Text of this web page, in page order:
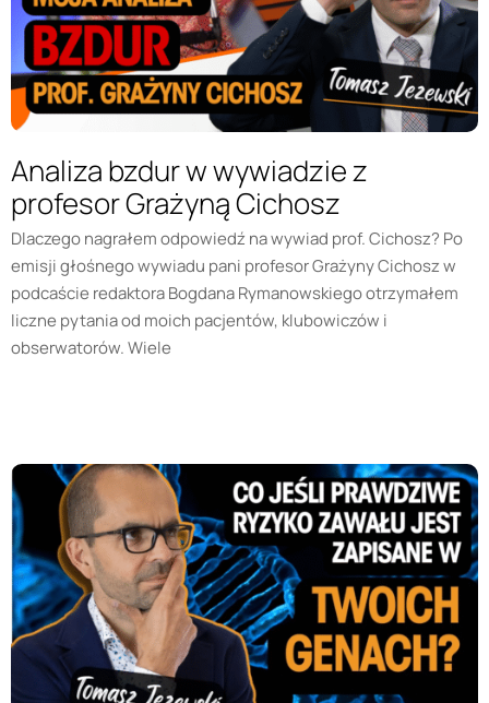
Analiza bzdur w wywiadzie z
profesor Grażyną Cichosz
Dlaczego nagrałem odpowiedź na wywiad prof. Cichosz? Po
emisji głośnego wywiadu pani profesor Grażyny Cichosz w
podcaście redaktora Bogdana Rymanowskiego otrzymałem
liczne pytania od moich pacjentów, klubowiczów i
obserwatorów. Wiele